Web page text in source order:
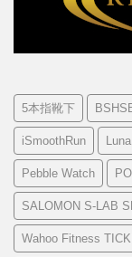
5本指靴下
iSmoothRun
Pebble Watch
SALOMON S-LAB
Wahoo Fitness